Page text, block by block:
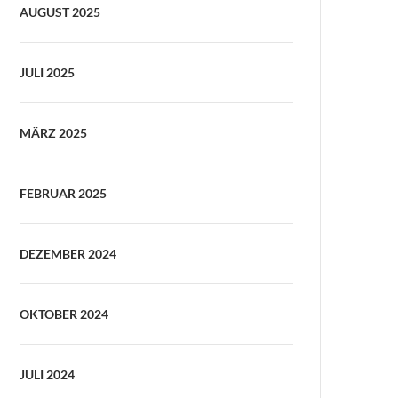
AUGUST 2025
JULI 2025
MÄRZ 2025
FEBRUAR 2025
DEZEMBER 2024
OKTOBER 2024
JULI 2024